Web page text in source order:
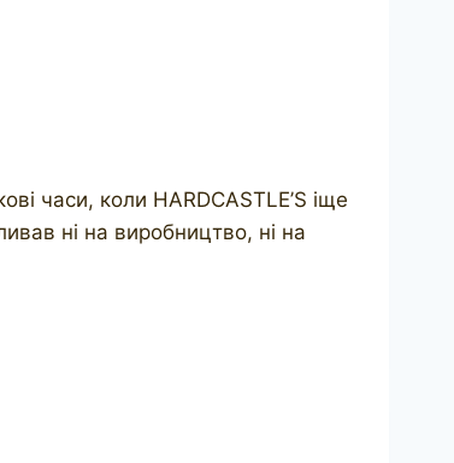
часи, коли HARDCASTLE’S іще
ні на виробництво, ні на